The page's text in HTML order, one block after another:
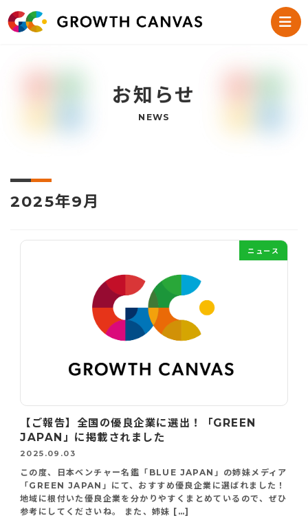
ン
ビ
お知らせ
NEWS
2025年9月
ニュース
【ご報告】全国の優良企業に選出！「GREEN
JAPAN」に掲載されました
2025.09.03
この度、日本ベンチャー名鑑「BLUE JAPAN」の姉妹メディア
「GREEN JAPAN」にて、おすすめ優良企業に選ばれました！
地域に根付いた優良企業を分かりやすくまとめているので、ぜひ
参考にしてくださいね。 また、姉妹 […]